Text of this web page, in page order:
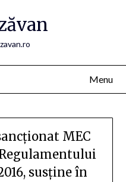
Menu
MEC
susține în